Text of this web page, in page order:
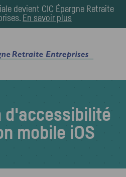
devient CIC Épargne Retraite
. En savoir plus
d'accessibilité
mobile iOS